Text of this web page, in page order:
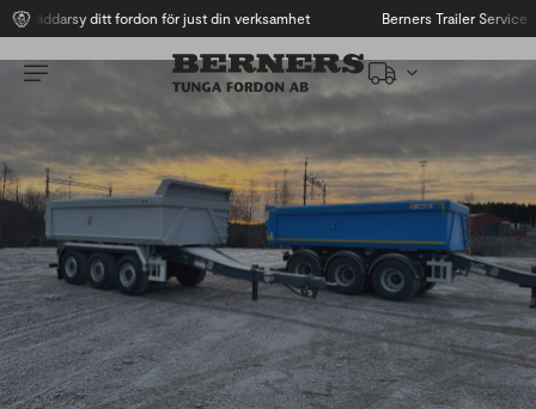
Skräddarsy ditt fordon för just din verksamhet Berners Trailer Service